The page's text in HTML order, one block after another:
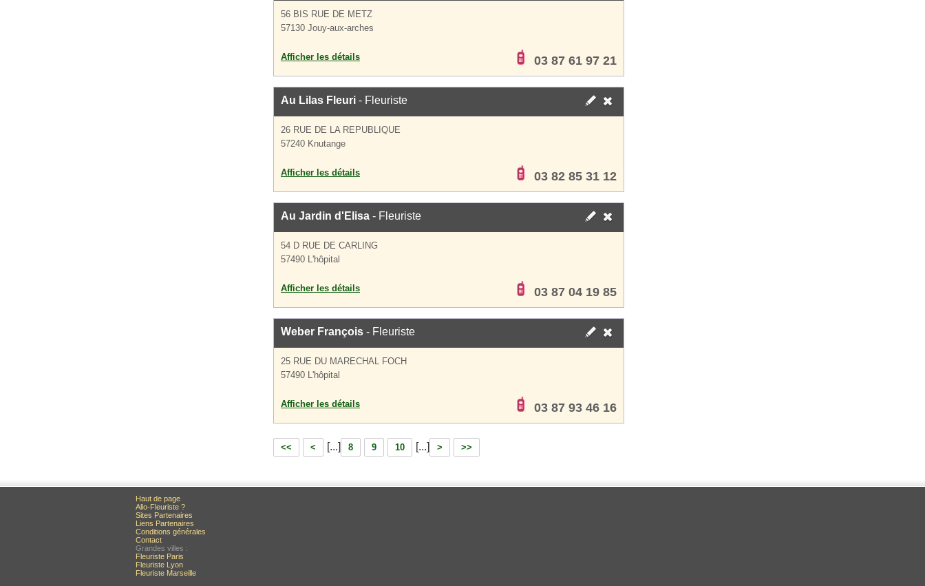
56 BIS RUE DE METZ
57130 Jouy-aux-arches
Afficher les détails 03 87 61 97 21
Au Lilas Fleuri - Fleuriste
26 RUE DE LA REPUBLIQUE
57240 Knutange
Afficher les détails 03 82 85 31 12
Au Jardin d'Elisa - Fleuriste
54 D RUE DE CARLING
57490 L'hôpital
Afficher les détails 03 87 04 19 85
Weber François - Fleuriste
25 RUE DU MARECHAL FOCH
57490 L'hôpital
Afficher les détails 03 87 93 46 16
<< < [...] 8 9 10 [...] > >>
Haut de page
Allo-Fleuriste ?
Sites Partenaires
Liens Partenaires
Conditions générales
Contact
Grandes villes :
Fleuriste Paris
Fleuriste Lyon
Fleuriste Marseille